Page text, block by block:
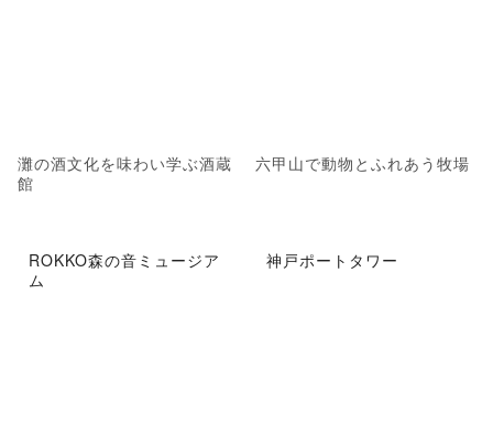
灘の酒文化を味わい学ぶ酒蔵
館
六甲山で動物とふれあう牧場
ROKKO森の音ミュージア
ム
神戸ポートタワー